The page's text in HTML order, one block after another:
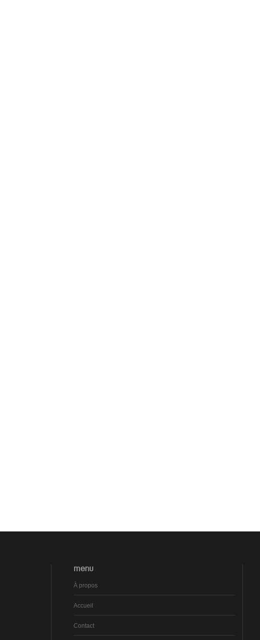
MENU
À propos
Accueil
Contact